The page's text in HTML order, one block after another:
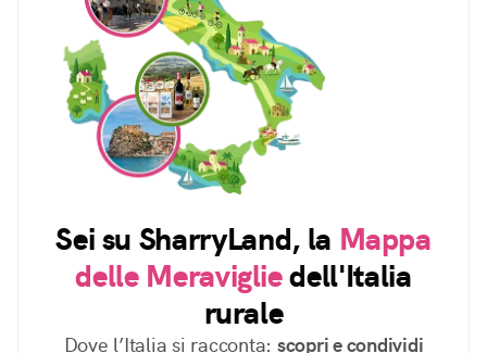
Sei su SharryLand, la Mappa
delle Meravigliedell'Italia
rurale
Dove l’Italia si racconta: scopri e condividi